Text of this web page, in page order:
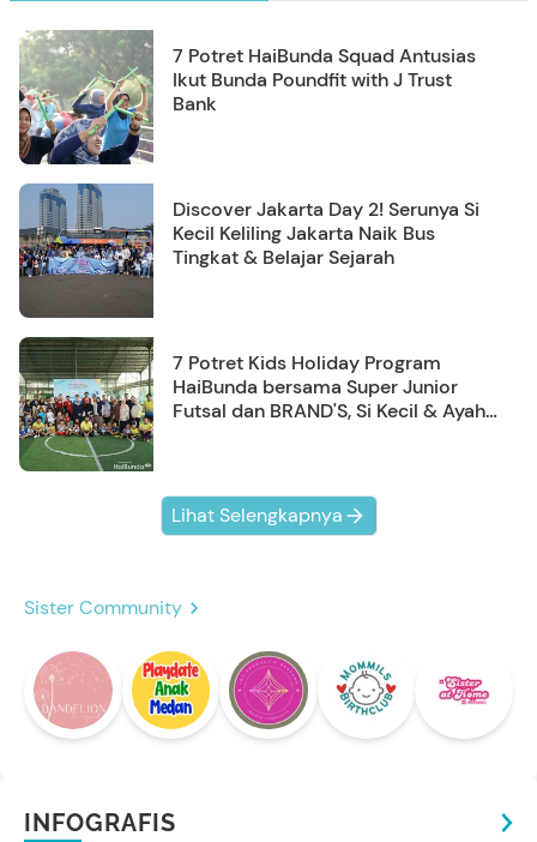
7 Potret HaiBunda Squad Antusias
Ikut Bunda Poundfit with J Trust
Bank
Discover Jakarta Day 2! Serunya Si
Kecil Keliling Jakarta Naik Bus
Tingkat & Belajar Sejarah
7 Potret Kids Holiday Program
HaiBunda bersama Super Junior
Futsal dan BRAND'S, Si Kecil & Ayah
Lihat Selengkapnya
Sister Community
INFOGRAFIS